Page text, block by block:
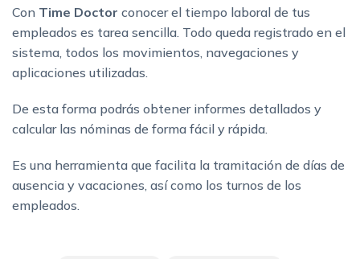
Con Time Doctor conocer el tiempo laboral de tus
empleados es tarea sencilla. Todo queda registrado en el
sistema, todos los movimientos, navegaciones y
aplicaciones utilizadas.
De esta forma podrás obtener informes detallados y
calcular las nóminas de forma fácil y rápida.
Es una herramienta que facilita la tramitación de días de
ausencia y vacaciones, así como los turnos de los
empleados.